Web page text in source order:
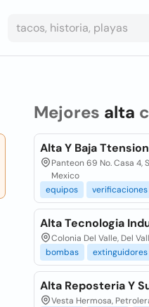
Mejores alta
Alta Y Baja
Panteon 69 No. Casa 4,
Mexico
equipos
verificaciones
Alta Tecnologia
Colonia Del Valle, Del
bombas
extinguidores
Alta Reposteria Y
Vesta Hermosa,